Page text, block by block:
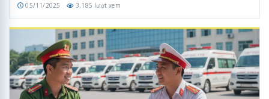
05/11/2025 3.185 lượt xem